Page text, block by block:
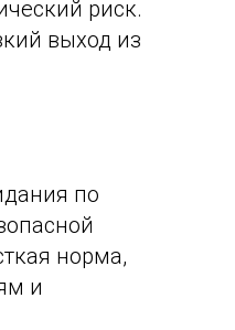
риск.
выход из
по
норма,
и